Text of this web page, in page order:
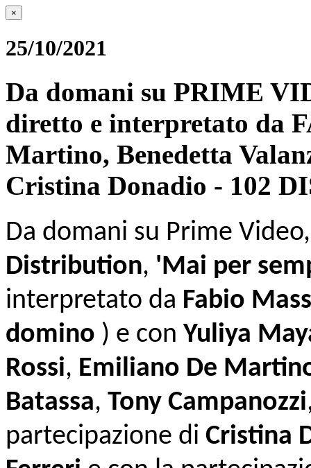
×
25/10/2021
Da domani su PRIME
diretto e interpretato da
Martino, Benedetta
Cristina Donadio - 102
Da domani su Prime
Distribution, 'Mai per
interpretato da Fabio
domino ) e con Yuliya
Rossi, Emiliano De
Batassa, Tony Campanozzi
partecipazione di Cristina